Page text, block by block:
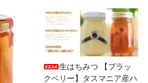
生はちみつ 【ブラッ
クベリー】タスマニア産ハ